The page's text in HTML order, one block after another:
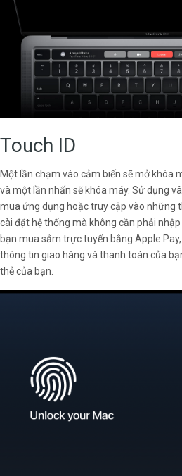
Touch ID
Một lần chạm vào cảm biến sẽ mở khóa
và một lần nhấn sẽ khóa máy. Sử dụng
mua ứng dụng hoặc truy cập vào những
cài đặt hệ thống mà không cần phải
bạn mua sắm trực tuyến bằng Apple
thông tin giao hàng và thanh toán của
thẻ của bạn.